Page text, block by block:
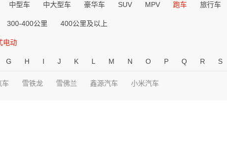
中型车 中大型车 豪华车 SUV MPV 跑车 旅行车
300-400公里 400公里及以上
电动
G H I J K L M N O P Q R S
车 雪铁龙 雪佛兰 鑫源汽车 小米汽车